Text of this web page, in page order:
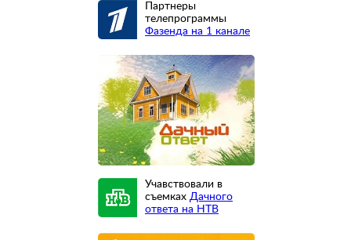
Партнеры
телепрограммы
Фазенда на 1 канале
Учавствовали в
съемках Дачного
ответа на НТВ